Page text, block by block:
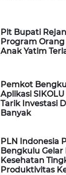
Plt Bupati
Program Orang
Anak Yatim
Pemkot
Aplikasi
Tarik Investasi
Banyak
PLN Indonesia
Bengkulu Gelar
Kesehatan
Produktivitas